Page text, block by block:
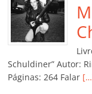
o
o
k
Schuldiner” Autor:
Páginas: 264 Falar